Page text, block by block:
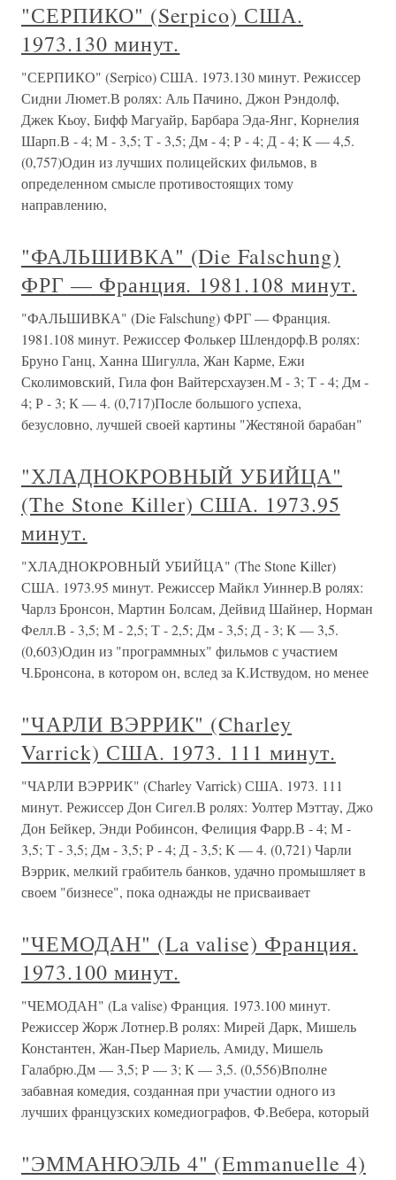
"СЕРПИКО" (Serpico) США.
1973.130 минут.
"СЕРПИКО" (Serpico) США. 1973.130 минут. Режиссер
Сидни Люмет.В ролях: Аль Пачино, Джон Рэндолф,
Джек Кьоу, Бифф Магуайр, Барбара Эда-Янг, Корнелия
Шарп.В - 4; М - 3,5; Т - 3,5; Дм - 4; Р - 4; Д - 4; К — 4,5.
(0,757)Один из лучших полицейских фильмов, в
определенном смысле противостоящих тому
направлению,
"ФАЛЬШИВКА" (Die Falschung)
ФРГ — Франция. 1981.108 минут.
"ФАЛЬШИВКА" (Die Falschung) ФРГ — Франция.
1981.108 минут. Режиссер Фолькер Шлендорф.В ролях:
Бруно Ганц, Ханна Шигулла, Жан Карме, Ежи
Сколимовский, Гила фон Вайтерсхаузен.М - 3; Т - 4; Дм -
4; Р - 3; К — 4. (0,717)После большого успеха,
безусловно, лучшей своей картины "Жестяной барабан"
"ХЛАДНОКРОВНЫЙ УБИЙЦА"
(The Stone Killer) США. 1973.95
минут.
"ХЛАДНОКРОВНЫЙ УБИЙЦА" (The Stone Killer)
США. 1973.95 минут. Режиссер Майкл Уиннер.В ролях:
Чарлз Бронсон, Мартин Болсам, Дейвид Шайнер, Норман
Фелл.В - 3,5; М - 2,5; Т - 2,5; Дм - 3,5; Д - 3; К — 3,5.
(0,603)Один из "программных" фильмов с участием
Ч.Бронсона, в котором он, вслед за К.Иствудом, но менее
"ЧАРЛИ ВЭРРИК" (Charley
Varrick) США. 1973. 111 минут.
"ЧАРЛИ ВЭРРИК" (Charley Varrick) США. 1973. 111
минут. Режиссер Дон Сигел.В ролях: Уолтер Мэттау, Джо
Дон Бейкер, Энди Робинсон, Фелиция Фарр.В - 4; М -
3,5; Т - 3,5; Дм - 3,5; Р - 4; Д - 3,5; К — 4. (0,721) Чарли
Вэррик, мелкий грабитель банков, удачно промышляет в
своем "бизнесе", пока однажды не присваивает
"ЧЕМОДАН" (La valise) Франция.
1973.100 минут.
"ЧЕМОДАН" (La valise) Франция. 1973.100 минут.
Режиссер Жорж Лотнер.В ролях: Мирей Дарк, Мишель
Константен, Жан-Пьер Мариель, Амиду, Мишель
Галабрю.Дм — 3,5; Р — 3; К — 3,5. (0,556)Вполне
забавная комедия, созданная при участии одного из
лучших французских комедиографов, Ф.Вебера, который
"ЭММАНЮЭЛЬ 4" (Emmanuelle 4)